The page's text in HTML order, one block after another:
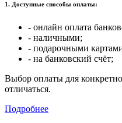
1. Доступные способы оплаты:
- онлайн оплата
- наличными;
- подарочными
- на банковский счёт;
Выбор оплаты для
отличаться.
Подробнее